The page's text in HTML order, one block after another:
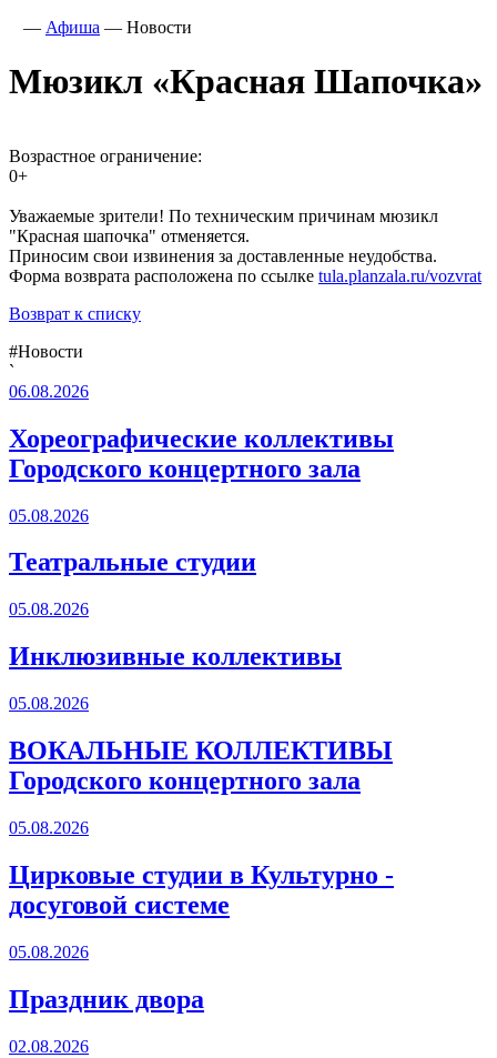
— Афиша — Новости
Мюзикл «Красная Шапочка»
Возрастное ограничение:
0+
Уважаемые зрители! По техническим причинам мюзикл
"Красная шапочка" отменяется.
Приносим свои извинения за доставленные неудобства.
Форма возврата расположена по ссылке tula.planzala.ru/vozvrat
Возврат к списку
#Новости
`
06.08.2026
Хореографические коллективы
Городского концертного зала
05.08.2026
Театральные студии
05.08.2026
Инклюзивные коллективы
05.08.2026
ВОКАЛЬНЫЕ КОЛЛЕКТИВЫ
Городского концертного зала
05.08.2026
Цирковые студии в Культурно -
досуговой системе
05.08.2026
Праздник двора
02.08.2026